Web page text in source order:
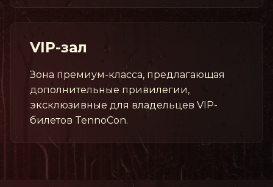
VIP-зал
Зона премиум-класса, предлагающая
дополнительные привилегии,
эксклюзивные для владельцев VIP-
билетов TennoCon.